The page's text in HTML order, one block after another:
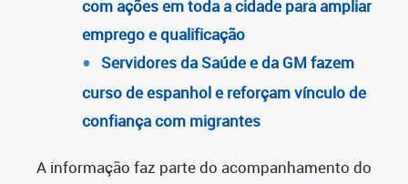
com ações em toda a cidade para ampliar
emprego e qualificação
Servidores da Saúde e da GM fazem
curso de espanhol e reforçam vínculo de
confiança com migrantes
A informação faz parte do acompanhamento do